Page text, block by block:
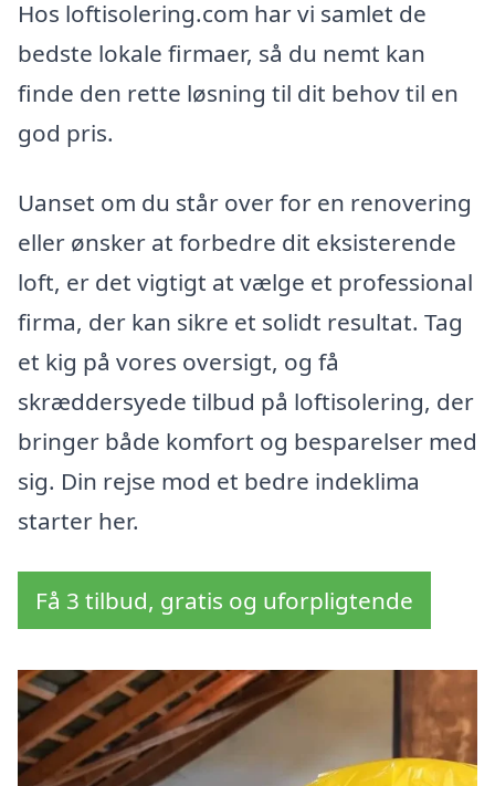
Hos loftisolering.com har vi samlet de
bedste lokale firmaer, så du nemt kan
finde den rette løsning til dit behov til en
god pris.
Uanset om du står over for en renovering
eller ønsker at forbedre dit eksisterende
loft, er det vigtigt at vælge et professional
firma, der kan sikre et solidt resultat. Tag
et kig på vores oversigt, og få
skræddersyede tilbud på loftisolering, der
bringer både komfort og besparelser med
sig. Din rejse mod et bedre indeklima
starter her.
Få 3 tilbud, gratis og uforpligtende